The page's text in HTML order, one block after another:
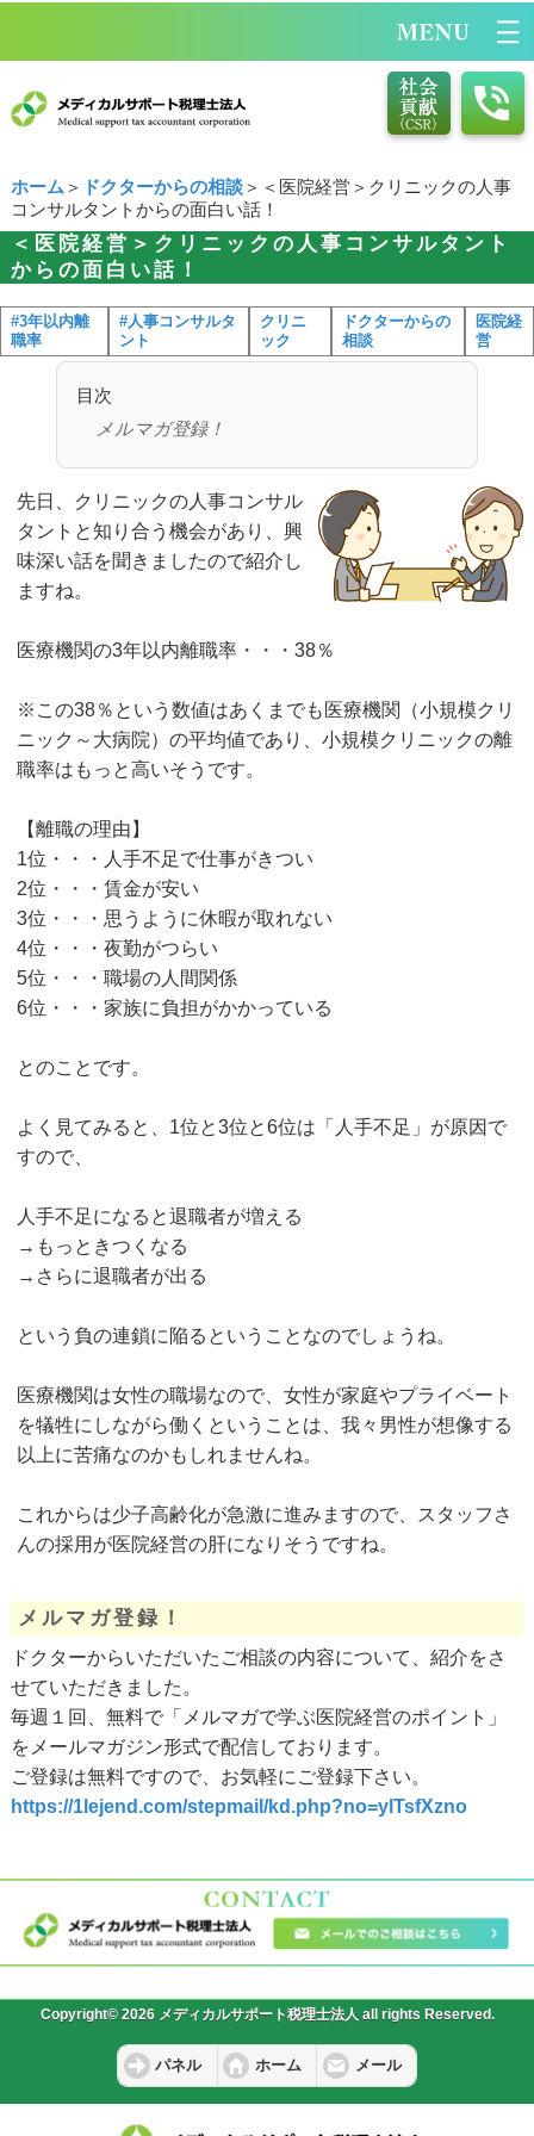
ホーム ＞ ドクターからの相談＞＜医院経営＞クリニックの人事
コンサルタントからの面白い話！
＜医院経営＞クリニックの人事コンサルタント
からの面白い話！
#3年以内離
職率
#人事コンサルタ
ント
クリニ
ック
ドクターからの
相談
医院経
営
目次
メルマガ登録！
先日、クリニックの人事コンサル
タントと知り合う機会があり、興
味深い話を聞きましたので紹介し
ますね。
医療機関の3年以内離職率・・・38％
※この38％という数値はあくまでも医療機関（小規模クリ
ニック～大病院）の平均値であり、小規模クリニックの離
職率はもっと高いそうです。
【離職の理由】
1位・・・人手不足で仕事がきつい
2位・・・賃金が安い
3位・・・思うように休暇が取れない
4位・・・夜勤がつらい
5位・・・職場の人間関係
6位・・・家族に負担がかかっている
とのことです。
よく見てみると、1位と3位と6位は「人手不足」が原因で
すので、
人手不足になると退職者が増える
→もっときつくなる
→さらに退職者が出る
という負の連鎖に陥るということなのでしょうね。
医療機関は女性の職場なので、女性が家庭やプライベート
を犠牲にしながら働くということは、我々男性が想像する
以上に苦痛なのかもしれませんね。
これからは少子高齢化が急激に進みますので、スタッフさ
んの採用が医院経営の肝になりそうですね。
メルマガ登録！
ドクターからいただいたご相談の内容について、紹介をさ
せていただきました。
毎週１回、無料で「メルマガで学ぶ医院経営のポイント」
をメールマガジン形式で配信しております。
ご登録は無料ですので、お気軽にご登録下さい。
https://1lejend.com/stepmail/kd.php?no=ylTsfXzno
Copyright© 2026 メディカルサポート税理士法人 all rights Reserved.
パネル ホーム メール